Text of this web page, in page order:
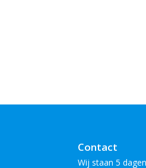
Contact
Wij staan 5